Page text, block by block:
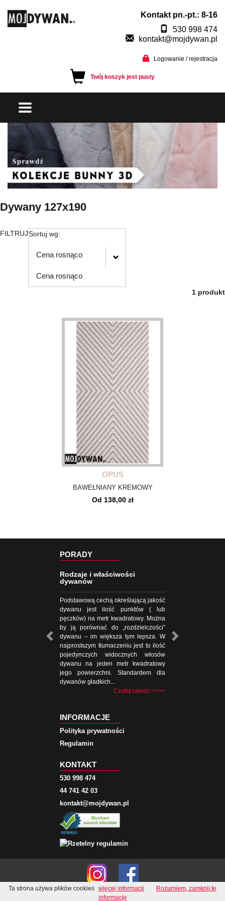
Kontakt pn.-pt.: 8-16
530 998 474
kontakt@mojdywan.pl
Logowanie / rejestracja
Twój koszyk jest pusty
Dywany 127x190
FILTRUJSortuj wg:
Cena rosnąco
Cena rosnąco
1 produkt
OPUS
BAWEŁNIANY KREMOWY
Od 138,00 zł
PORADY
Rodzaje i właściwości
dywanów
Podstawową cechą określającą jakość
dywanu jest ilość punktów ( lub
pęczków) na metr kwadratowy. Można
by ją porównać do „rozdzielczości”
dywanu – im większa tym lepsza. W
najprostszym tłumaczeniu jest to ilość
pojedynczych widocznych włosów
dywanu na jeden metr kwadratowy
jego powierzchni. Standardem dla
dywanów gładkich...
Czytaj całość >>>>
INFORMACJE
Polityka prywatności
Regulamin
KONTAKT
530 998 474
44 741 42 03
kontakt@mojdywan.pl
© 2020 All rights reserved!
Ta strona używa plików cookies więcej informacji
Rozumiem, zamknij tę
informację